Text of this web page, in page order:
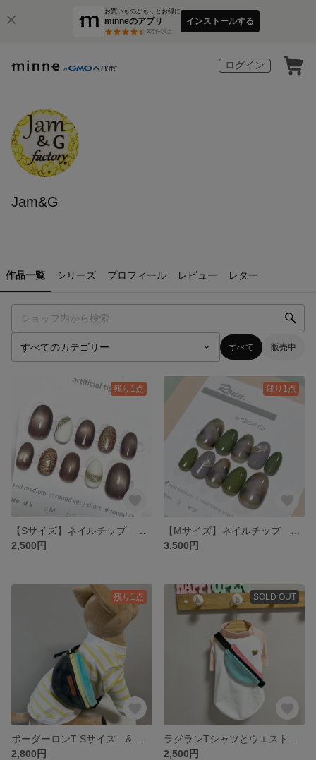
お買いものがもっとお得に
minneのアプリ
3万件以上
インストールする
ログイン
Jam&G
作品一覧 シリーズ プロフィール レビュー レター
すべて 販売中
残り1点
2,500円
残り1点
3,500円
残り1点
2,800円
SOLD OUT
2,500円